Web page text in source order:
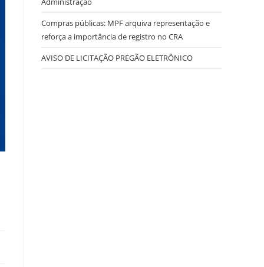
Compras públicas: MPF arquiva representação e
reforça a importância de registro no CRA
AVISO DE LICITAÇÃO PREGÃO ELETRÔNICO